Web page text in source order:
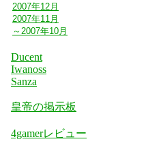
2007年12月
2007年11月
～2007年10月
Ducent
Iwanoss
Sanza
皇帝の掲示板
4gamerレビュー